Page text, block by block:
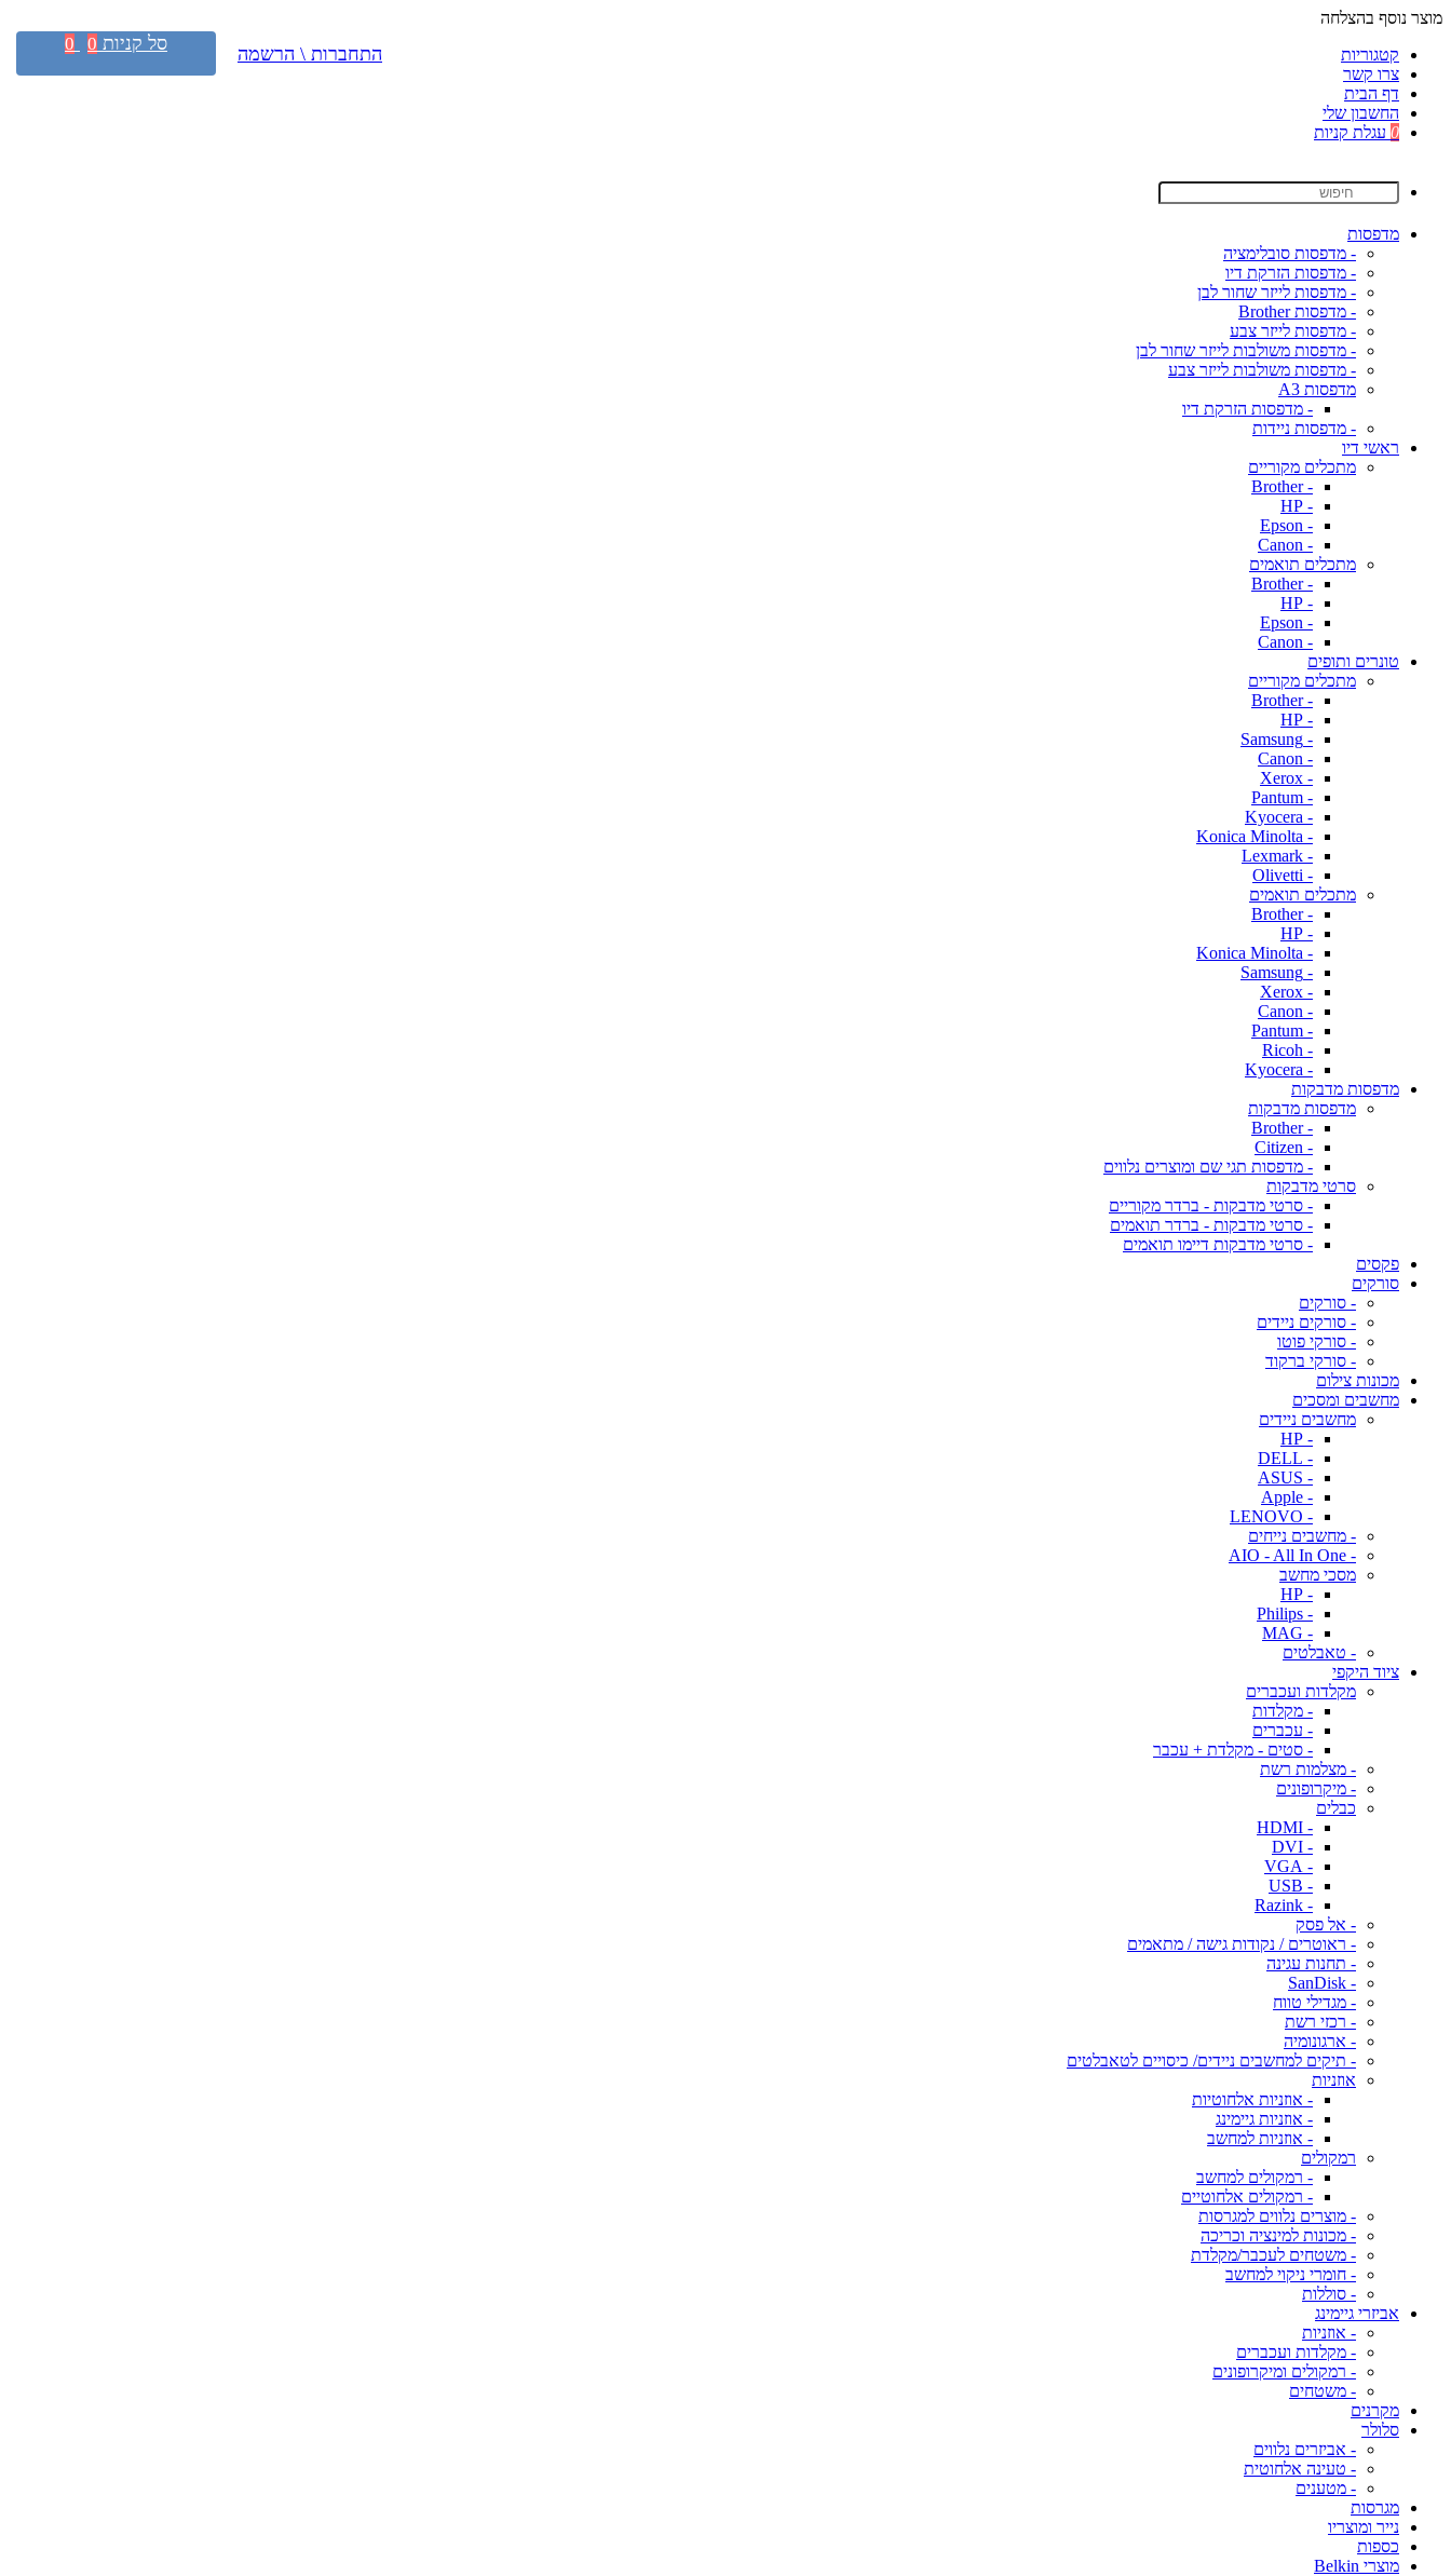
מוצר נוסף בהצלחה
קטגוריות
צרו קשר
דף הבית
החשבון שלי
0 עגלת קניות
מדפסות
- מדפסות סובלימציה
- מדפסות הזרקת דיו
- מדפסות לייזר שחור לבן
- מדפסות Brother
- מדפסות לייזר צבע
- מדפסות משולבות לייזר שחור לבן
- מדפסות משולבות לייזר צבע
מדפסות A3
- מדפסות הזרקת דיו
- מדפסות ניידות
ראשי דיו
מתכלים מקוריים
- Brother
- HP
- Epson
- Canon
מתכלים תואמים
- Brother
- HP
- Epson
- Canon
טונרים ותופים
מתכלים מקוריים
- Brother
- HP
- Samsung
- Canon
- Xerox
- Pantum
- Kyocera
- Konica Minolta
- Lexmark
- Olivetti
מתכלים תואמים
- Brother
- HP
- Konica Minolta
- Samsung
- Xerox
- Canon
- Pantum
- Ricoh
- Kyocera
מדפסות מדבקות
מדפסות מדבקות
- Brother
- Citizen
- מדפסות תגי שם ומוצרים נלווים
סרטי מדבקות
- סרטי מדבקות - ברדר מקוריים
- סרטי מדבקות - ברדר תואמים
- סרטי מדבקות דיימו תואמים
פקסים
סורקים
- סורקים
- סורקים ניידים
- סורקי פוטו
- סורקי ברקוד
מכונות צילום
מחשבים ומסכים
מחשבים ניידים
- HP
- DELL
- ASUS
- Apple
- LENOVO
- מחשבים נייחים
- AIO - All In One
מסכי מחשב
- HP
- Philips
- MAG
- טאבלטים
ציוד היקפי
מקלדות ועכברים
- מקלדות
- עכברים
- סטים - מקלדת + עכבר
- מצלמות רשת
- מיקרופונים
כבלים
- HDMI
- DVI
- VGA
- USB
- Razink
- אל פסק
- ראוטרים / נקודות גישה / מתאמים
- תחנות עגינה
- SanDisk
- מגדילי טווח
- רכזי רשת
- ארגונומיה
- תיקים למחשבים ניידים/ כיסויים לטאבלטים
אוזניות
- אוזניות אלחוטיות
- אוזניות גיימינג
- אוזניות למחשב
רמקולים
- רמקולים למחשב
- רמקולים אלחוטיים
- מוצרים נלווים למגרסות
- מכונות למינציה וכריכה
- משטחים לעכבר/מקלדת
- חומרי ניקוי למחשב
- סוללות
אביזרי גיימינג
- אוזניות
- מקלדות ועכברים
- רמקולים ומיקרופונים
- משטחים
מקרנים
סלולר
- אביזרים נלווים
- טעינה אלחוטית
- מטענים
מגרסות
נייר ומוצריו
כספות
מוצרי Belkin
התחברות \ הרשמה סל קניות 0
0